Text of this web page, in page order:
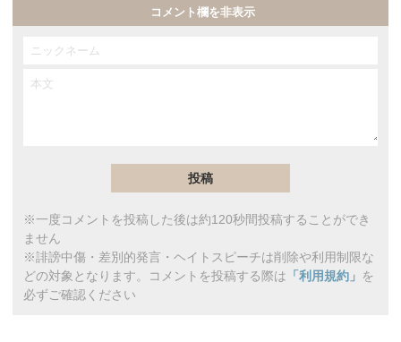
コメント欄を非表示
※一度コメントを投稿した後は約120秒間投稿することができ
ません
※誹謗中傷・差別的発言・ヘイトスピーチは削除や利用制限な
どの対象となります。コメントを投稿する際は 「利用規約」 を
必ずご確認ください